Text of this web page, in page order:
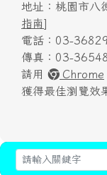
地址：桃園市八
指南]
電話：03-
傳真：03-
請用
Chrome
獲得最佳瀏覽效